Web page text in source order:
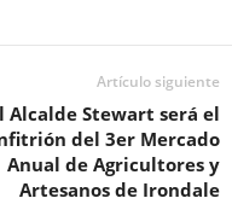
Artículo siguiente
Alcalde Stewart será el
del 3er Mercado
Anual de Agricultores y
Artesanos de Irondale